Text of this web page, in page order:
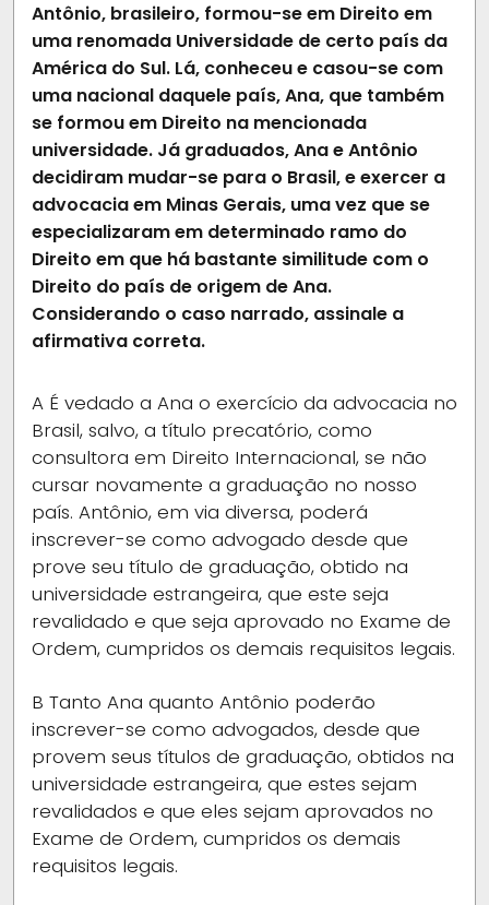
Antônio, brasileiro, formou-se em Direito em
uma renomada Universidade de certo país da
América do Sul. Lá, conheceu e casou-se com
uma nacional daquele país, Ana, que também
se formou em Direito na mencionada
universidade. Já graduados, Ana e Antônio
decidiram mudar-se para o Brasil, e exercer a
advocacia em Minas Gerais, uma vez que se
especializaram em determinado ramo do
Direito em que há bastante similitude com o
Direito do país de origem de Ana.
Considerando o caso narrado, assinale a
afirmativa correta.
A É vedado a Ana o exercício da advocacia no
Brasil, salvo, a título precatório, como
consultora em Direito Internacional, se não
cursar novamente a graduação no nosso
país. Antônio, em via diversa, poderá
inscrever-se como advogado desde que
prove seu título de graduação, obtido na
universidade estrangeira, que este seja
revalidado e que seja aprovado no Exame de
Ordem, cumpridos os demais requisitos legais.
B Tanto Ana quanto Antônio poderão
inscrever-se como advogados, desde que
provem seus títulos de graduação, obtidos na
universidade estrangeira, que estes sejam
revalidados e que eles sejam aprovados no
Exame de Ordem, cumpridos os demais
requisitos legais.